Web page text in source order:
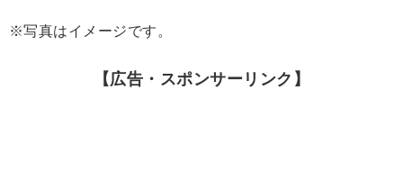
※写真はイメージです。
【広告・スポンサーリンク】